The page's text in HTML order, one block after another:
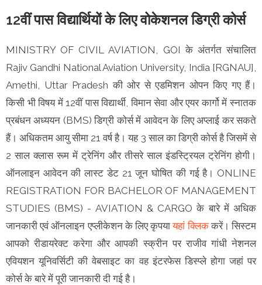
12वीं पास विद्यार्थियों के लिए वोकेशनल डिग्री कोर्स
MINISTRY OF CIVIL AVIATION, GOI के अंतर्गत संचालित
Rajiv Gandhi National Aviation University, India [RGNAU],
Amethi, Uttar Pradesh की ओर से एडमिशन ओपन किए गए हैं।
किसी भी विषय में 12वीं पास विद्यार्थी, विमान सेवा और एयर कार्गो में स्नातक
प्रबंधन अध्ययन (BMS) डिग्री कोर्स में आवेदन के लिए अप्लाई कर सकते
हैं। अधिकतम आयु सीमा 21 वर्ष है। यह 3 साल का डिग्री कोर्स है जिसमें से
2 साल क्लास रूम में ट्रेनिंग और तीसरे साल इंडस्ट्रियल ट्रेनिंग होगी।
ऑनलाइन आवेदन की लास्ट डेट 21 जून घोषित की गई है। ONLINE
REGISTRATION FOR BACHELOR OF MANAGEMENT
STUDIES (BMS) - AVIATION & CARGO के बारे में अधिक
जानकारी एवं ऑनलाइन एप्लीकेशन के लिए कृपयायहां क्लिककरें। सिस्टम
आपको रीडायरेक्ट करेगा और आपकी स्क्रीन पर राजीव गांधी नेशनल
एवियशन यूनिवर्सिटी की वेबसाइट का वह इंटरफेस डिस्प्ले होगा जहां पर
कोर्स के बारे में पूरी जानकारी दी गई है।